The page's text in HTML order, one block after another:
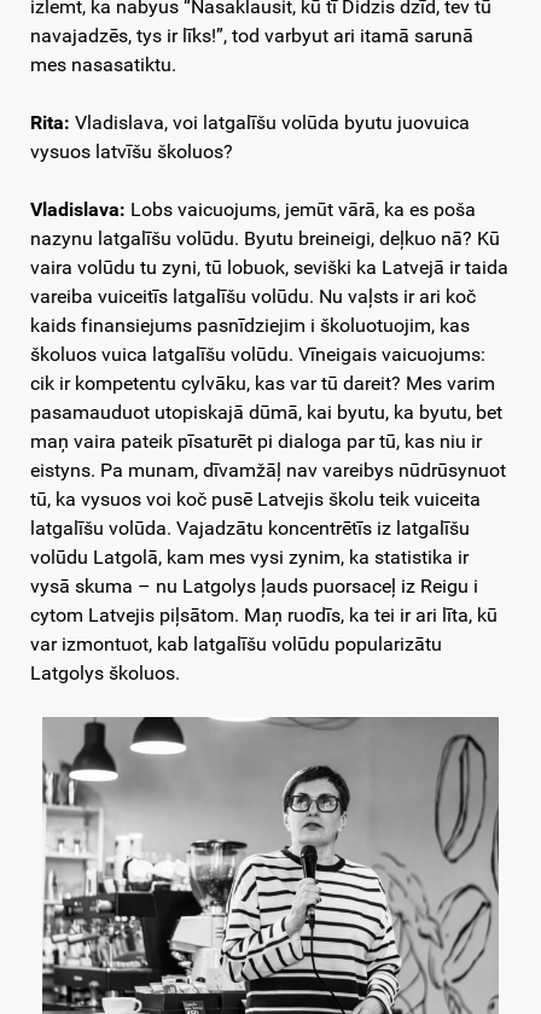
izlemt, ka nabyus “Nasaklausit, kū tī Didzis dzīd, tev tū
navajadzēs, tys ir līks!”, tod varbyut ari itamā sarunā
mes nasasatiktu.
Rita: Vladislava, voi latgalīšu volūda byutu juovuica
vysuos latvīšu školuos?
Vladislava: Lobs vaicuojums, jemūt vārā, ka es poša
nazynu latgalīšu volūdu. Byutu breineigi, deļkuo nā? Kū
vaira volūdu tu zyni, tū lobuok, seviški ka Latvejā ir taida
vareiba vuiceitīs latgalīšu volūdu. Nu vaļsts ir ari koč
kaids finansiejums pasnīdziejim i školuotuojim, kas
školuos vuica latgalīšu volūdu. Vīneigais vaicuojums:
cik ir kompetentu cylvāku, kas var tū dareit? Mes varim
pasamauduot utopiskajā dūmā, kai byutu, ka byutu, bet
maņ vaira pateik pīsaturēt pi dialoga par tū, kas niu ir
eistyns. Pa munam, dīvamžāļ nav vareibys nūdrūsynuot
tū, ka vysuos voi koč pusē Latvejis školu teik vuiceita
latgalīšu volūda. Vajadzātu koncentrētīs iz latgalīšu
volūdu Latgolā, kam mes vysi zynim, ka statistika ir
vysā skuma – nu Latgolys ļauds puorsaceļ iz Reigu i
cytom Latvejis piļsātom. Maņ ruodīs, ka tei ir ari līta, kū
var izmontuot, kab latgalīšu volūdu popularizātu
Latgolys školuos.